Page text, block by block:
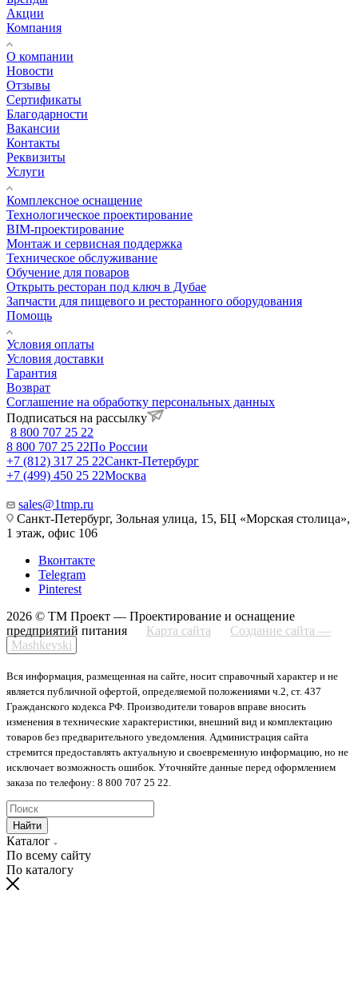
Акции
Компания
О компании
Новости
Отзывы
Сертификаты
Благодарности
Вакансии
Контакты
Реквизиты
Услуги
Комплексное оснащение
Технологическое проектирование
BIM-проектирование
Монтаж и сервисная поддержка
Техническое обслуживание
Обучение для поваров
Открыть ресторан под ключ в Дубае
Запчасти для пищевого и ресторанного оборудования
Помощь
Условия оплаты
Условия доставки
Гарантия
Возврат
Соглашение на обработку персональных данных
Подписаться на рассылку
8 800 707 25 22
8 800 707 25 22По России
+7 (812) 317 25 22Санкт-Петербург
+7 (499) 450 25 22Москва
sales@1tmp.ru
Санкт-Петербург, Зольная улица, 15, БЦ «Морская столица»,
1 этаж, офис 106
Вконтакте
Telegram
Pinterest
2026 © ТМ Проект — Проектирование и оснащение
предприятий питания
Карта сайта
Создание сайта —
Mashkevski
Вся информация, размещенная на сайте, носит справочный характер и не
является публичной офертой, определяемой положениями ч.2, ст. 437
Гражданского кодекса РФ. Производители товаров вправе вносить
изменения в технические характеристики, внешний вид и комплектацию
товаров без предварительного уведомления. Администрация сайта
стремится предоставлять актуальную и своевременную информацию, но не
исключает возможность ошибок. Уточняйте данные перед оформлением
заказа по телефону: 8 800 707 25 22.
Найти
Каталог
По всему сайту
По каталогу